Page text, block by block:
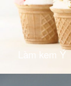
Làm kem Ý